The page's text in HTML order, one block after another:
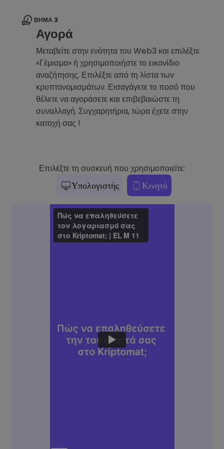
ΒΉΜΑ 3
Αγορά
Μεταβείτε στην ενότητα του Web3 και επιλέξτε
«Γέμισμα» ή χρησιμοποιήστε το εικονίδιο
αναζήτησης. Επιλέξτε από τη λίστα των
κρυπτονομισμάτων. Εισαγάγετε το ποσό που
θέλετε να αγοράσετε και επιβεβαιώστε τη
συναλλαγή. Συγχαρητήρια, τώρα έχετε στην
κατοχή σας !
Επιλέξτε τη συσκευή που χρησιμοποιείτε:
Υπολογιστής Κινητό